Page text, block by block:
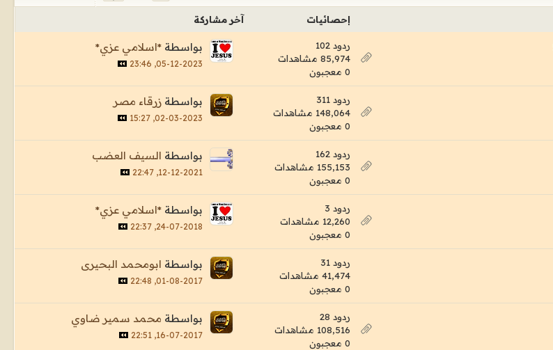
إحصائيات آخر مشاركة
ردود 102
85,974 مشاهدات
0 معجبون
بواسطة*اسلامي عزي*
05-12-2023, 23:46
ردود 311
148,064 مشاهدات
0 معجبون
بواسطةزرقاء مصر
02-03-2023, 15:27
ردود 162
155,153 مشاهدات
0 معجبون
بواسطة السيف العضب
12-12-2021, 22:47
ردود 3
12,260 مشاهدات
0 معجبون
بواسطة*اسلامي عزي*
24-07-2018, 22:37
ردود 31
41,474 مشاهدات
0 معجبون
بواسطة ابومحمد البحيرى
01-08-2017, 22:48
ردود 28
108,516 مشاهدات
0 معجبون
بواسطة محمد سمير ضاوي
16-07-2017, 22:51